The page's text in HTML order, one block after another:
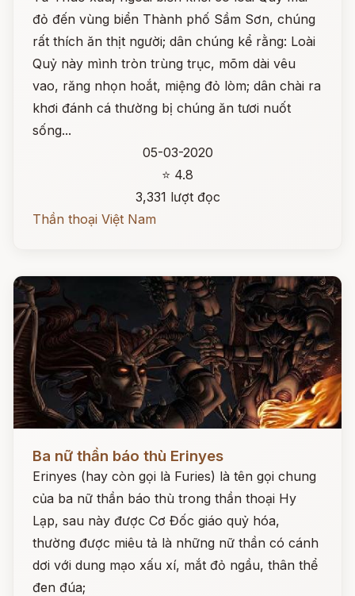
đỏ đến vùng biển Thành phố Sầm Sơn, chúng
rất thích ăn thịt người; dân chúng kể rằng: Loài
Quỷ này mình tròn trùng trục, mõm dài vêu
vao, răng nhọn hoắt, miệng đỏ lòm; dân chài ra
khơi đánh cá thường bị chúng ăn tươi nuốt
sống...
05-03-2020
⭐ 4.8
3,331 lượt đọc
Thần thoại Việt Nam
Ba nữ thần báo thù Erinyes
Erinyes (hay còn gọi là Furies) là tên gọi chung
của ba nữ thần báo thù trong thần thoại Hy
Lạp, sau này được Cơ Đốc giáo quỷ hóa,
thường được miêu tả là những nữ thần có cánh
dơi với dung mạo xấu xí, mắt đỏ ngầu, thân thể
đen đúa;